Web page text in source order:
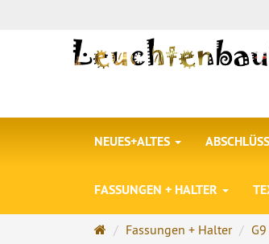
NEUES+ALTES
FASSUNGEN + HALTER
Startseite
Fassungen + Halter